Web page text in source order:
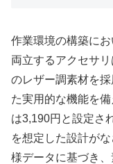
作業環境の構築に
両立するアクセサ
のレザー調素材を
た実用的な機能を
は3,190円と設定さ
を想定した設計が
様データに基づき